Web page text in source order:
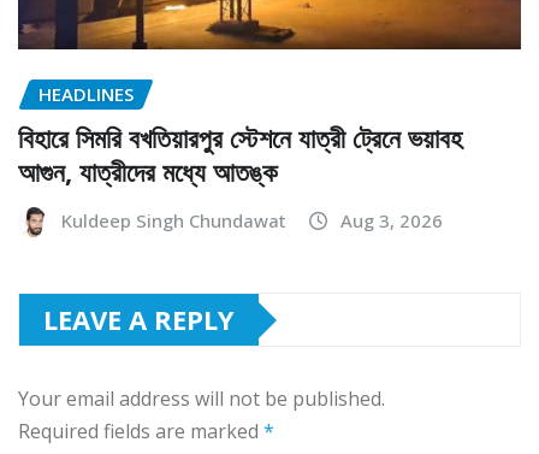
HEADLINES
বিহারে সিমরি বখতিয়ারপুর স্টেশনে যাত্রী ট্রেনে ভয়াবহ
আগুন, যাত্রীদের মধ্যে আতঙ্ক
Kuldeep Singh Chundawat Aug 3, 2026
LEAVE A REPLY
Your email address will not be published.
Required fields are marked *